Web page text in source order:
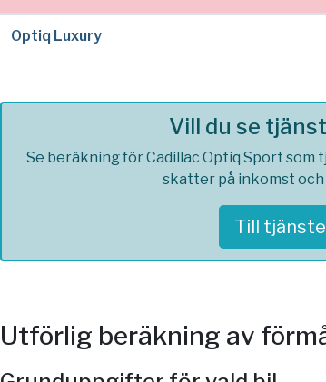
Optiq Luxury
Vill du se
Se beräkning för Cadillac Optiq Sport
skatter på inkomst
Till
Utförlig beräkning av